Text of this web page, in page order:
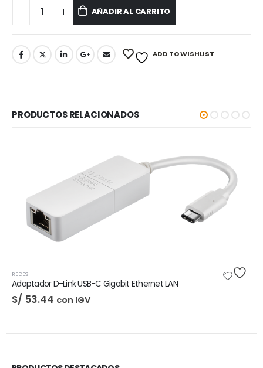
AÑADIR AL CARRITO
ADD TO WISHLIST
PRODUCTOS RELACIONADOS